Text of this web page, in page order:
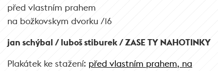
před vlastním prahem
na božkovskym dvorku /16
jan schýbal /luboš stiburek / ZASE TY NAHOTINKY
Plakátek ke stažení: před vlastním prahem, na